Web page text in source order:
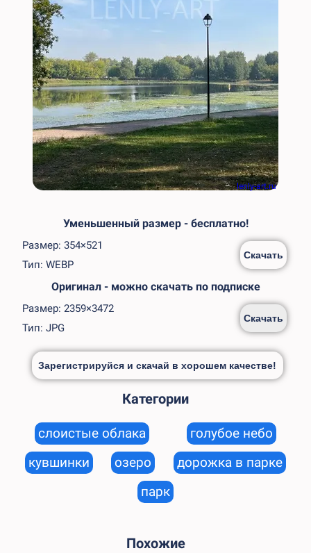
lenly-art.ru
Уменьшенный размер - бесплатно!
Размер: 354×521
Тип: WEBP
Скачать
Оригинал - можно скачать по подписке
Размер: 2359×3472
Тип: JPG
Скачать
Зарегистрируйся и скачай в хорошем качестве!
Категории
слоистые облака
голубое небо
кувшинки
озеро
дорожка в парке
парк
Похожие